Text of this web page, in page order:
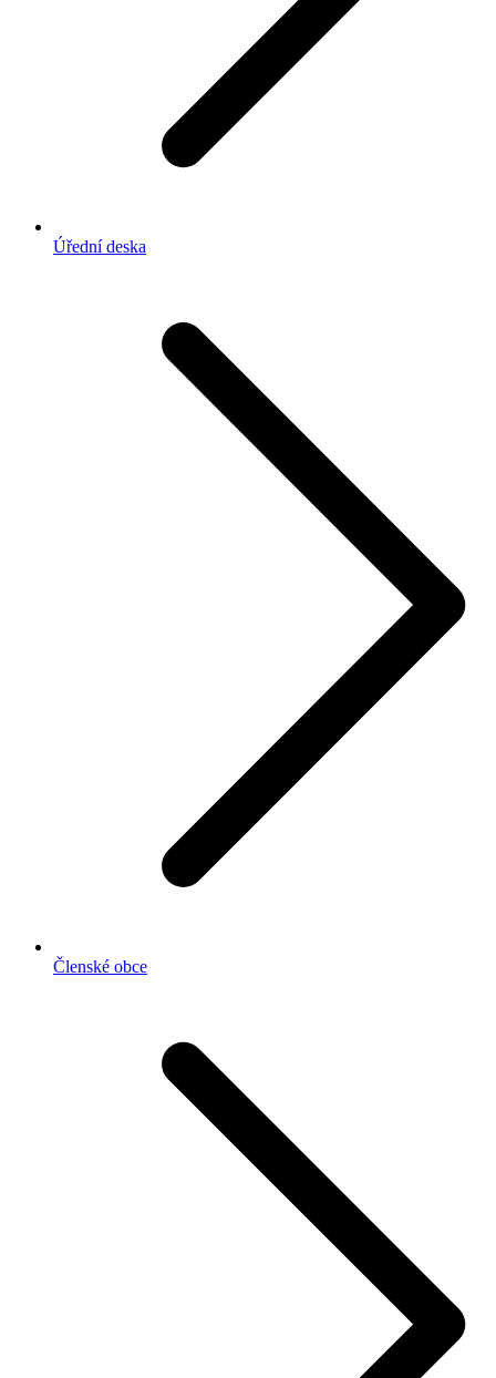
Úřední deska
Členské obce